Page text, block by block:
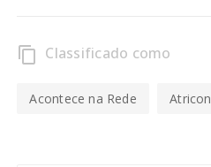
content_copy Classificado como
Acontece na Rede Atricon